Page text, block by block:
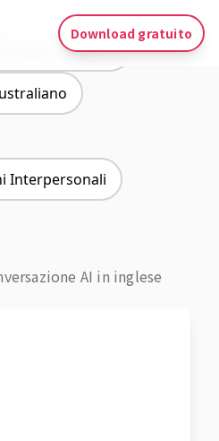
Download gratuito
lingue：Inglese
Interpersonali
AI in inglese